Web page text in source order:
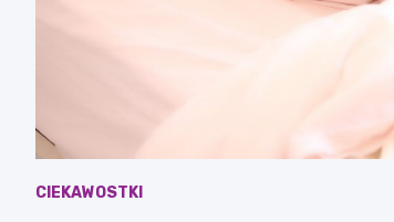
CIEKAWOSTKI